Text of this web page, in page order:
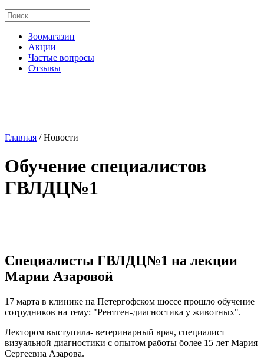
Зоомагазин
Акции
Частые вопросы
Отзывы
Главная /Новости
Обучение специалистов
ГВЛДЦ№1
Специалисты ГВЛДЦ№1 на лекции
Марии Азаровой
17 марта в клинике на Петергофском шоссе прошло обучение
сотрудников на тему: "Рентген-диагностика у животных".
Лектором выступила- ветеринарный врач, специалист
визуальной диагностики с опытом работы более 15 лет Мария
Сергеевна Азарова.